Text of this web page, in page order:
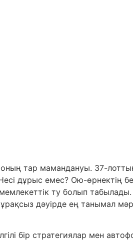
тар мамандануы. 37-
дұрыс емес? Ою-өрнектің
ту болып
дәуірде ең танымал
бір стратегиялар мен